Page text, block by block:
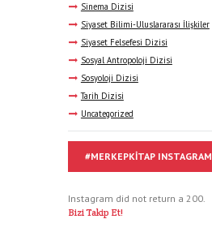
Sinema Dizisi
Siyaset Bilimi-Uluslararası İlişkiler
Siyaset Felsefesi Dizisi
Sosyal Antropoloji Dizisi
Sosyoloji Dizisi
Tarih Dizisi
Uncategorized
#MERKEPKITAP INSTAGRAM
Instagram did not return a 200.
Bizi Takip Et!